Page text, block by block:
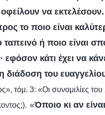
να
το ποιο είναι
ή ποιο είναι
κάτι έχει να
διάδοση του
τόμ. 3: «Οι συνομιλίες
. «Όποιο κι αν